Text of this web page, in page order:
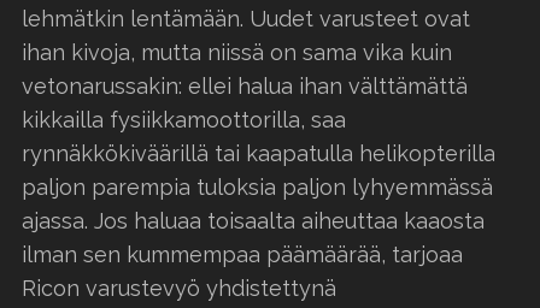
lehmätkin lentämään. Uudet varusteet ovat
ihan kivoja, mutta niissä on sama vika kuin
vetonarussakin: ellei halua ihan välttämättä
kikkailla fysiikkamoottorilla, saa
rynnäkkökiväärillä tai kaapatulla helikopterilla
paljon parempia tuloksia paljon lyhyemmässä
ajassa. Jos haluaa toisaalta aiheuttaa kaaosta
ilman sen kummempaa päämäärää, tarjoaa
Ricon varustevyö yhdistettynä